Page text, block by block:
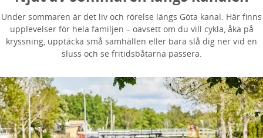
Under sommaren är det liv och rörelse längs Göta kanal. Här finns
upplevelser för hela familjen – oavsett om du vill cykla, åka på
kryssning, upptäcka små samhällen eller bara slå dig ner vid en
sluss och se fritidsbåtarna passera.